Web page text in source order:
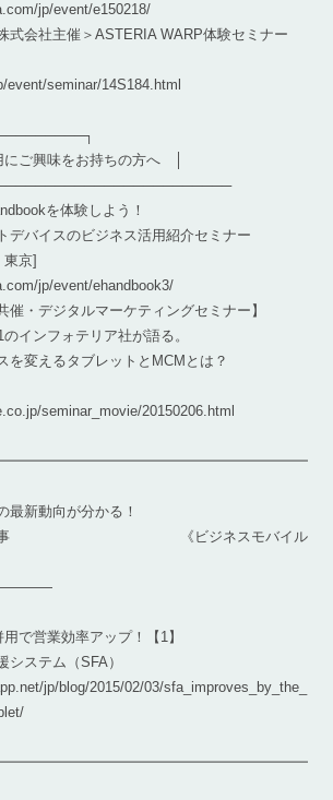
jp/event/e150218/
式会社主催＞ASTERIA WARP体験セミナー
event/seminar/14S184.html
ご興味をお持ちの方へ │
を体験しよう！
デバイスのビジネス活用紹介セミナー
京]
jp/event/ehandbook3/
・デジタルマーケティングセミナー】
インフォテリア社が語る。
変えるタブレットとMCMとは？
seminar_movie/20150206.html
最新動向が分かる！
新記事 《ビジネスモバイル
で営業効率アップ！【1】
ステム（SFA）
jp/blog/2015/02/03/sfa_improves_by_the_